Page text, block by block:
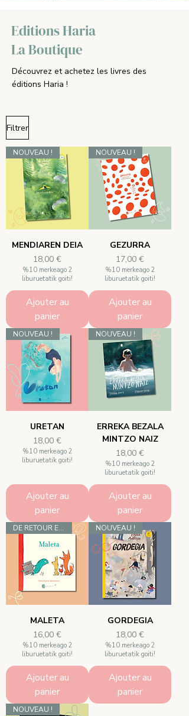
Editions Haria
La Boutique
Découvrez et achetez les livres des
éditions Haria !
Filtrer
NOUVEAU !
MENDIAREN DEIA
Prix
18,00 €
%10 merkeago 2
liburuetatik goiti!
Ajouter au
panier
NOUVEAU !
GEZURRA
Prix
17,00 €
%10 merkeago 2
liburuetatik goiti!
Ajouter au
panier
NOUVEAU !
URETAN
Prix
18,00 €
%10 merkeago 2
liburuetatik goiti!
Ajouter au
panier
NOUVEAU !
ERREKA BEZALA
MINTZO NAIZ
Prix
18,00 €
%10 merkeago 2
liburuetatik goiti!
Ajouter au
panier
DE RETOUR EN STOCK !
MALETA
Prix
16,00 €
%10 merkeago 2
liburuetatik goiti!
Ajouter au
panier
NOUVEAU !
GORDEGIA
Prix
18,00 €
%10 merkeago 2
liburuetatik goiti!
Ajouter au
panier
NOUVEAU !